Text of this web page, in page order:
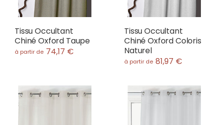
Tissu Occultant
Chiné Oxford Taupe
à partir de 74,17 €
Tissu Occultant
Chiné Oxford Coloris
Naturel
à partir de 81,97 €